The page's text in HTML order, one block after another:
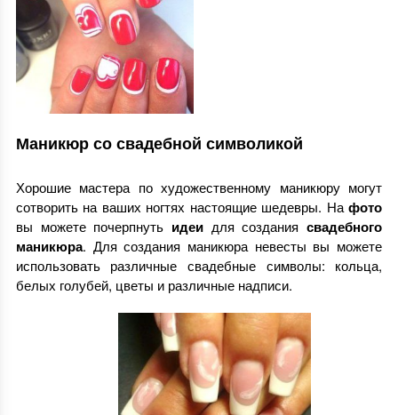
Маникюр со свадебной символикой
Хорошие мастера по художественному маникюру могут
сотворить на ваших ногтях настоящие шедевры. Нафото
вы можете почерпнуть идеи для созданиясвадебного
маникюра. Для создания маникюра невесты вы можете
использовать различные свадебные символы: кольца,
белых голубей, цветы и различные надписи.